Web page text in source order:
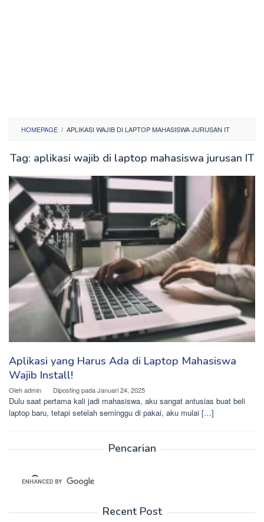
HOMEPAGE / APLIKASI WAJIB DI LAPTOP MAHASISWA JURUSAN IT
Tag: aplikasi wajib di laptop mahasiswa jurusan IT
Aplikasi yang Harus Ada di Laptop Mahasiswa
Wajib Install!
Olehadmin Diposting padaJanuari 24, 2025
Dulu saat pertama kali jadi mahasiswa, aku sangat antusias buat beli
laptop baru, tetapi setelah seminggu di pakai, aku mulai […]
Pencarian
Recent Post